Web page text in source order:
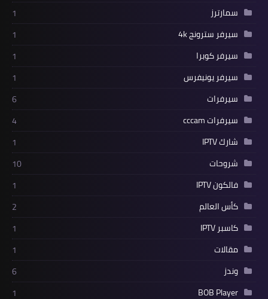
سمارترز
1
سيرفر سترونج 4k
1
سيرفر كوبرا
1
سيرفر يونيفرس
1
سيرفرات
6
سيرفرات cccam
4
شارك IPTV
1
شروحات
10
فالكون IPTV
1
كأس العالم
2
كاسبر IPTV
1
مقالات
1
وندز
6
BOB Player
1